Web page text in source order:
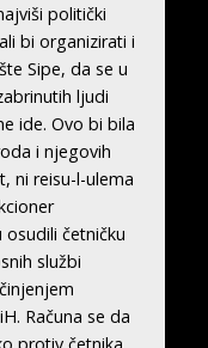
politički
bi organizirati i
Sipe, da se u
ljudi
ide. Ovo bi bila
i njegovih
ni reisu-l-ulema
četničku
službi
Računa se da